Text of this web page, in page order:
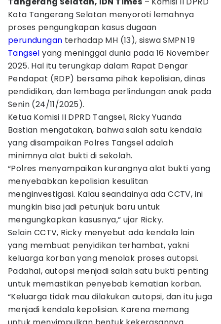
Kota Tangerang Selatan menyoroti lemahnya
proses pengungkapan kasus dugaan
perundungan terhadap MH (13), siswa SMPN 19
Tangsel yang meninggal dunia pada 16 November
2025. Hal itu terungkap dalam Rapat Dengar
Pendapat (RDP) bersama pihak kepolisian, dinas
pendidikan, dan lembaga perlindungan anak pada
Senin (24/11/2025).
Ketua Komisi II DPRD Tangsel, Ricky Yuanda
Bastian mengatakan, bahwa salah satu kendala
yang disampaikan Polres Tangsel adalah
minimnya alat bukti di sekolah.
“Polres menyampaikan kurangnya alat bukti yang
menyebabkan kepolisian kesulitan
menginvestigasi. Kalau seandainya ada CCTV, ini
mungkin bisa jadi petunjuk baru untuk
mengungkapkan kasusnya,” ujar Ricky.
Selain CCTV, Ricky menyebut ada kendala lain
yang membuat penyidikan terhambat, yakni
keluarga korban yang menolak proses autopsi.
Padahal, autopsi menjadi salah satu bukti penting
untuk memastikan penyebab kematian korban.
“Keluarga tidak mau dilakukan autopsi, dan itu juga
menjadi kendala kepolisian. Karena memang